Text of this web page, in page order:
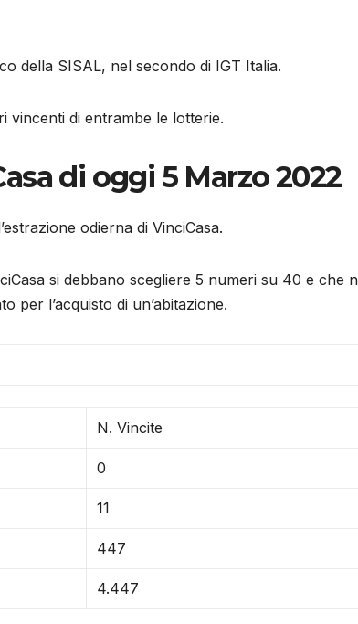
della SISAL, nel secondo di IGT Italia.
vincenti di entrambe le lotterie.
di oggi 5 Marzo 2022
odierna di VinciCasa.
si debbano scegliere 5 numeri su 40 e che
per l’acquisto di un’abitazione.
N. Vincite
0
11
447
4.447